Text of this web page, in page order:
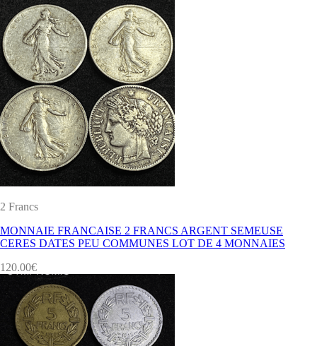
2 Francs
MONNAIE FRANCAISE 2 FRANCS ARGENT SEMEUSE
CERES DATES PEU COMMUNES LOT DE 4 MONNAIES
120.00€